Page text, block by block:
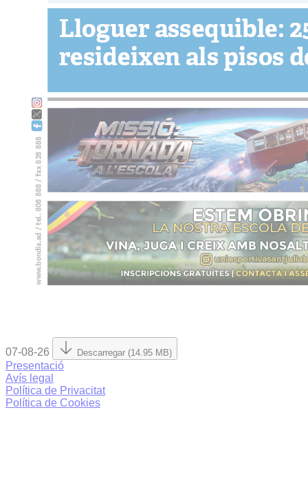
07-08-26 Descarregar (14.95 MB)
Presentació
Avís legal
Política de Privacitat
Política de Cookies